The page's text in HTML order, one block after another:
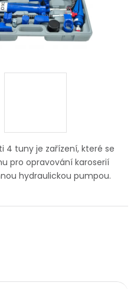
4 tuny je zařízení, které se
pro opravování karoserií
hydraulickou pumpou.